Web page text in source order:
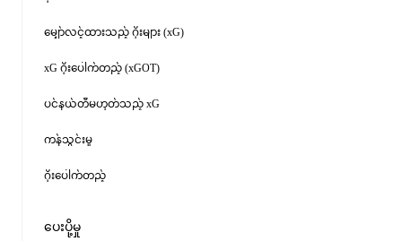
မျှော်လင့်ထားသည့် ဂိုးများ (xG)
xG ဂိုးပေါက်တည့် (xGOT)
ပင်နယ်တီမဟုတ်သည့် xG
ကန်သွင်းမှု
ဂိုးပေါက်တည့်
ပေးပို့မှု